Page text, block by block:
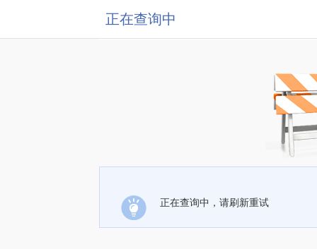
正在查询中
正在查询中，请刷新重试